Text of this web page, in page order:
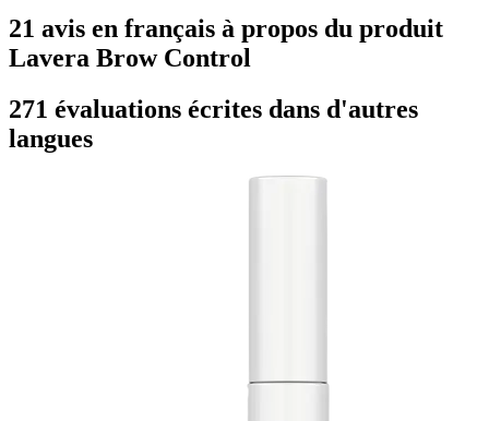
21 avis en français à propos du produit
Lavera Brow Control
271 évaluations écrites dans d'autres
langues